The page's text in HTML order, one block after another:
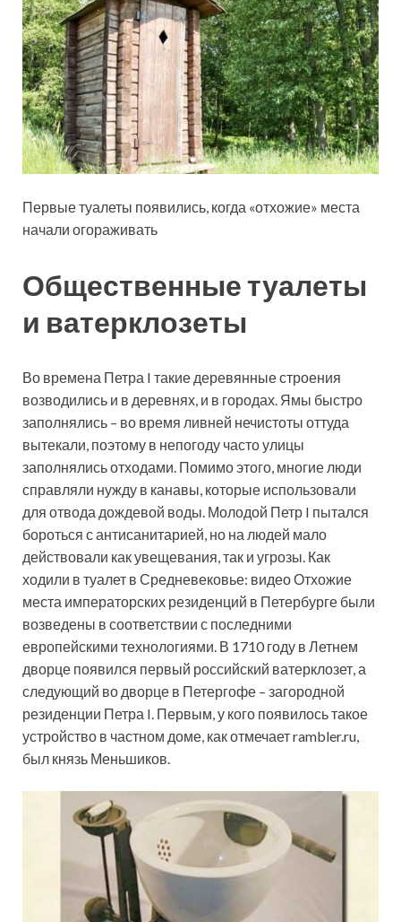
Первые туалеты появились, когда «отхожие» места
начали огораживать
Общественные туалеты
и ватерклозеты
Во времена Петра I такие деревянные строения
возводились и в деревнях, и в городах. Ямы быстро
заполнялись – во время ливней нечистоты оттуда
вытекали, поэтому в непогоду часто улицы
заполнялись отходами. Помимо этого, многие люди
справляли нужду в канавы, которые использовали
для отвода дождевой воды. Молодой Петр I пытался
бороться с антисанитарией, но на людей мало
действовали как увещевания, так и угрозы. Как
ходили в туалет в Средневековье: видео Отхожие
места императорских резиденций в Петербурге были
возведены в соответствии с последними
европейскими технологиями. В 1710 году в Летнем
дворце появился первый российский ватерклозет, а
следующий во дворце в Петергофе – загородной
резиденции Петра I. Первым, у кого появилось такое
устройство в частном доме, как отмечает rambler.ru,
был князь Меньшиков.